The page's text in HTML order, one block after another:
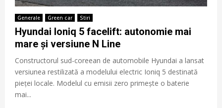
Generale Green car Stiri
Hyundai Ioniq 5 facelift: autonomie mai
mare și versiune N Line
Constructorul sud-coreean de automobile Hyundai a lansat
versiunea restilizată a modelului electric Ioniq 5 destinată
pieței locale. Modelul cu emisii zero primește o baterie
mai...